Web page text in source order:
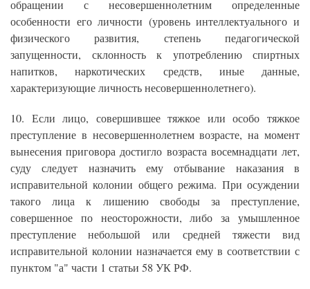
обращении с несовершеннолетним определенные
особенности его личности (уровень интеллектуального и
физического развития, степень педагогической
запущенности, склонность к употреблению спиртных
напитков, наркотических средств, иные данные,
характеризующие личность несовершеннолетнего).
10. Если лицо, совершившее тяжкое или особо тяжкое
преступление в несовершеннолетнем возрасте, на момент
вынесения приговора достигло возраста восемнадцати лет,
суду следует назначить ему отбывание наказания в
исправительной колонии общего режима. При осуждении
такого лица к лишению свободы за преступление,
совершенное по неосторожности, либо за умышленное
преступление небольшой или средней тяжести вид
исправительной колонии назначается ему в соответствии с
пунктом "а" части 1 статьи 58 УК РФ.